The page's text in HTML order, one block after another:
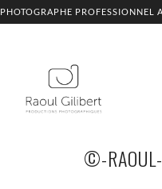
PHOTOGRAPHE PROFESSIONNEL
©-